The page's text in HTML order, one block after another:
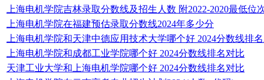
上海电机学院吉林录取分数线及招生人数 附2022-2020最低位
上海电机学院在福建预估录取分数线2024年多少分
上海电机学院和天津中德应用技术大学哪个好 2024分数线排
上海电机学院和成都工业学院哪个好 2024分数线排名对比
天津工业大学和上海电机学院哪个好 2024分数线排名对比